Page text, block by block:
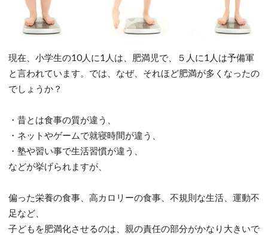
現在、小学生の10人に1人は、肥満児で、５人に1人は予備軍
と言われています。では、なぜ、それほど肥満が多くなったの
でしょうか？
・昔とは食事の質が違う、
・ネットやゲームで就寝時間が違う、
・塾や習い事で生活習慣が違う、
などが挙げられますが、
偏った栄養の食事、高カロリーの食事、不規則な生活、運動不
足など、
子どもを肥満化させるのは、親の責任の部分がかなり大きいで